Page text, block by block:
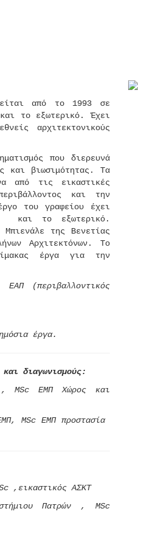
από το 1993 σε
το εξωτερικό. Έχει
αρχιτεκτονικούς
που διερευνά
και βιωσιμότητας. Τα
από τις εικαστικές
και την
του γραφείου έχει
και το εξωτερικό.
Μπιενάλε της Βενετίας
Αρχιτεκτόνων. Το
έργα για την
(περιβαλλοντικός
έργα.
διαγωνισμούς:
,MSc ΕΜΠ Χώρος και
MSc ΕΜΠ προστασία
c ,εικαστικός ΑΣΚΤ
Πατρών ,MSc